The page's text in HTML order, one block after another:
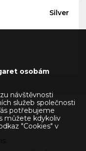
Silver
osobám
návštěvnosti
služeb společnosti
potřebujeme
můžete kdykoliv
"Cookies" v